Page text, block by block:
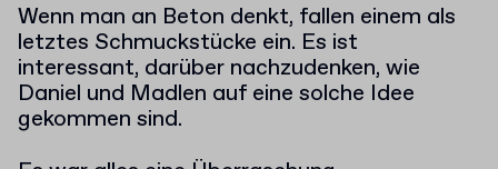
Wenn man an Beton denkt, fallen einem als
letztes Schmuckstücke ein. Es ist
interessant, darüber nachzudenken, wie
Daniel und Madlen auf eine solche Idee
gekommen sind.